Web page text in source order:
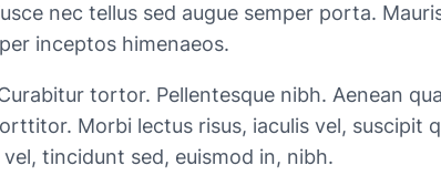
nec tellus sed augue semper porta.
inceptos himenaeos.
tortor. Pellentesque nibh. Aenean
Morbi lectus risus, iaculis vel, suscipit
tincidunt sed, euismod in, nibh.